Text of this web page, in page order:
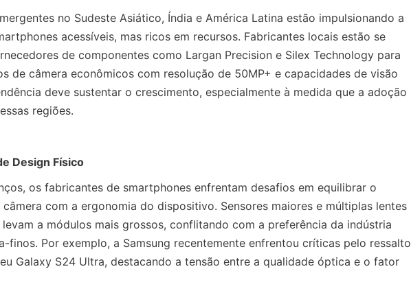
no Sudeste Asiático, Índia e América Latina estão impulsionando a
acessíveis, mas ricos em recursos. Fabricantes locais estão se
de componentes como Largan Precision e Silex Technology para
de câmera econômicos com resolução de 50MP+ e capacidades de visão
deve sustentar o crescimento, especialmente à medida que a adoção
regiões.
Design Físico
os fabricantes de smartphones enfrentam desafios em equilibrar o
câmera com a ergonomia do dispositivo. Sensores maiores e múltiplas lentes
a módulos mais grossos, conflitando com a preferência da indústria
finos. Por exemplo, a Samsung recentemente enfrentou críticas pelo ressalto
Galaxy S24 Ultra, destacando a tensão entre a qualidade óptica e o fator